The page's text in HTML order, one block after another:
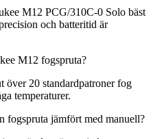
M12 PCG/310C-0 Solo bäst
och batteritid är
M12 fogspruta?
över 20 standardpatroner fog
temperaturer.
fogspruta jämfört med manuell?